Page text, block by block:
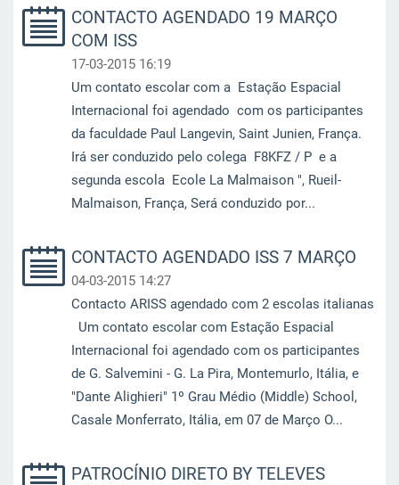
CONTACTO AGENDADO 19 MARÇO
COM ISS
17-03-2015 16:19
Um contato escolar com a Estação Espacial
Internacional foi agendado com os participantes
da faculdade Paul Langevin, Saint Junien, França.
Irá ser conduzido pelo colega F8KFZ / P e a
segunda escola Ecole La Malmaison ", Rueil-
Malmaison, França, Será conduzido por...
CONTACTO AGENDADO ISS 7 MARÇO
04-03-2015 14:27
Contacto ARISS agendado com 2 escolas italianas
Um contato escolar com Estação Espacial
Internacional foi agendado com os participantes
de G. Salvemini - G. La Pira, Montemurlo, Itália, e
"Dante Alighieri" 1º Grau Médio (Middle) School,
Casale Monferrato, Itália, em 07 de Março O...
PATROCÍNIO DIRETO BY TELEVES